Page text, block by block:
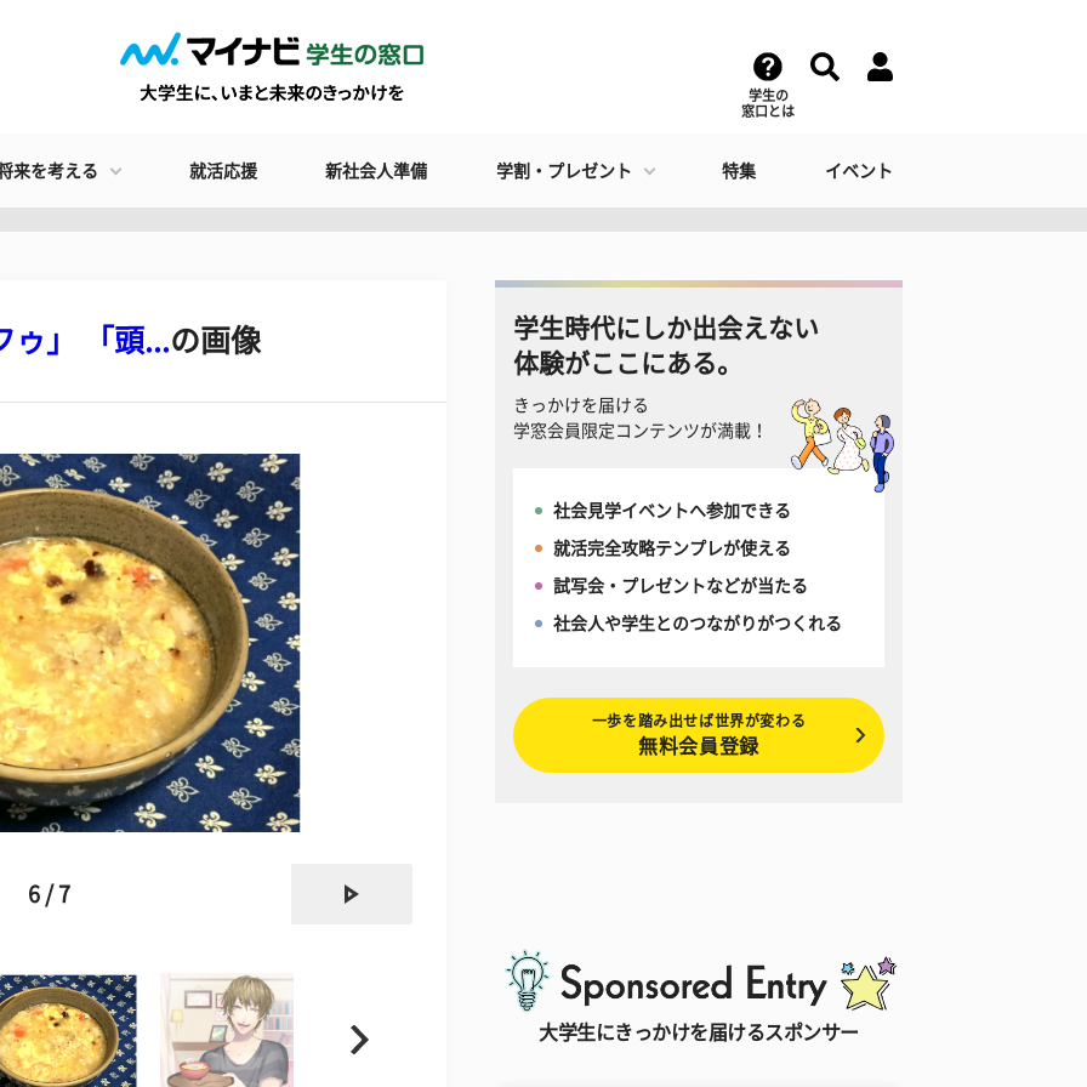
学生の
窓口とは
来を考える 就活応援 新社会人準備 学割・プレゼント 特集 イベント
ゥ」 「頭...の画像
6 / 7
学生時代にしか出会えない
体験がここにある。
きっかけを届ける
学窓会員限定コンテンツが満載！
社会見学イベントへ参加できる
就活完全攻略テンプレが使える
試写会・プレゼントなどが当たる
社会人や学生とのつながりがつくれる
一歩を踏み出せば世界が変わる
無料会員登録
大学生にきっかけを届けるスポンサー